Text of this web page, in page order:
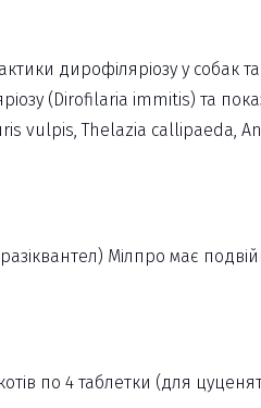
дирофіляріозу у собак
(Dirofilaria immitis) та
vulpis, Thelazia
Мілпро має
по 4 таблетки (для